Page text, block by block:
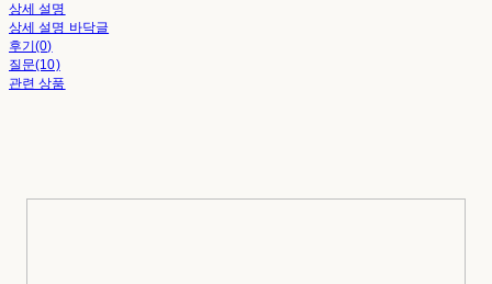
상세 설명
상세 설명 바닥글
후기(0)
질문(10)
관련 상품